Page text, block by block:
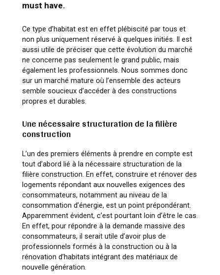
must have.
Ce type d’habitat est en effet plébiscité par tous et
non plus uniquement réservé à quelques initiés. Il est
aussi utile de préciser que cette évolution du marché
ne concerne pas seulement le grand public, mais
également les professionnels. Nous sommes donc
sur un marché mature où l’ensemble des acteurs
semble soucieux d’accéder à des constructions
propres et durables.
Une nécessaire structuration de la filière
construction
L’un des premiers éléments à prendre en compte est
tout d’abord lié à la nécessaire structuration de la
filière construction. En effet, construire et rénover des
logements répondant aux nouvelles exigences des
consommateurs, notamment au niveau de la
consommation d’énergie, est un point prépondérant.
Apparemment évident, c’est pourtant loin d’être le cas.
En effet, pour répondre à la demande massive des
consommateurs, il serait utile d’avoir plus de
professionnels formés à la construction ou à la
rénovation d’habitats intégrant des matériaux de
nouvelle génération.